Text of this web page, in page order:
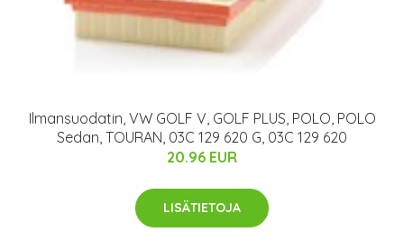
Ilmansuodatin, VW GOLF V, GOLF PLUS, POLO, POLO
Sedan, TOURAN, 03C 129 620 G, 03C 129 620
20.96 EUR
LISÄTIETOJA